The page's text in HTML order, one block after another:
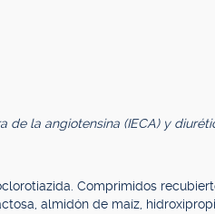
de la angiotensina (IECA) y
Comprimidos
almidón de maíz,